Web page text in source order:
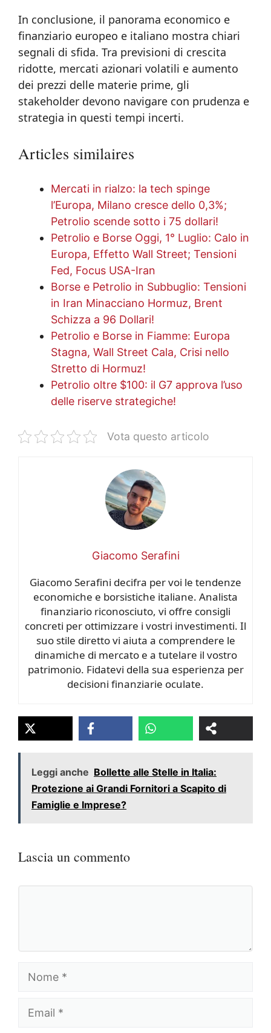
In conclusione, il panorama economico e
finanziario europeo e italiano mostra chiari
segnali di sfida. Tra previsioni di crescita
ridotte, mercati azionari volatili e aumento
dei prezzi delle materie prime, gli
stakeholder devono navigare con prudenza e
strategia in questi tempi incerti.
Articles similaires
Mercati in rialzo: la tech spinge
l’Europa, Milano cresce dello 0,3%;
Petrolio scende sotto i 75 dollari!
Petrolio e Borse Oggi, 1° Luglio: Calo in
Europa, Effetto Wall Street; Tensioni
Fed, Focus USA-Iran
Borse e Petrolio in Subbuglio: Tensioni
in Iran Minacciano Hormuz, Brent
Schizza a 96 Dollari!
Petrolio e Borse in Fiamme: Europa
Stagna, Wall Street Cala, Crisi nello
Stretto di Hormuz!
Petrolio oltre $100: il G7 approva l’uso
delle riserve strategiche!
Vota questo articolo
Giacomo Serafini
Giacomo Serafini decifra per voi le tendenze
economiche e borsistiche italiane. Analista
finanziario riconosciuto, vi offre consigli
concreti per ottimizzare i vostri investimenti. Il
suo stile diretto vi aiuta a comprendere le
dinamiche di mercato e a tutelare il vostro
patrimonio. Fidatevi della sua esperienza per
decisioni finanziarie oculate.
Leggi anche Bollette alle Stelle in Italia:
Protezione ai Grandi Fornitori a Scapito di
Famiglie e Imprese?
Lascia un commento